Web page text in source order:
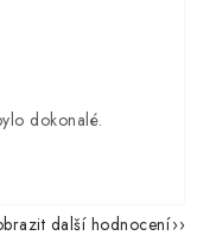
dokonalé.
další hodnocení